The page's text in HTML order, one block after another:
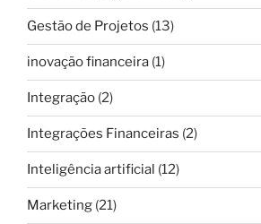
Gestão de Projetos (13)
inovação financeira (1)
Integração (2)
Integrações Financeiras (2)
Inteligência artificial (12)
Marketing (21)